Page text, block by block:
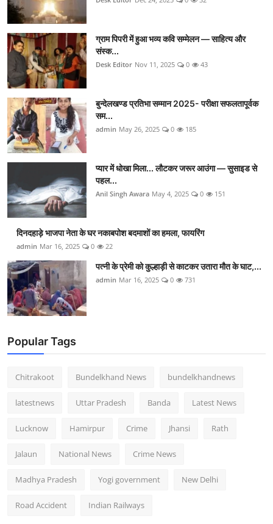
ग्राम पिपरी में हुआ भव्य कवि सम्मेलन — साहित्य और
संस्क...
Desk Editor Nov 11, 2025 0 43
बुन्देलखण्ड प्रतिभा सम्मान 2025- परीक्षा सफलतापूर्वक
सम...
admin May 26, 2025 0 185
प्यार में धोखा मिला... लौटकर जरूर आउंगा — सुसाइड से
पहल...
Anil Singh Awara May 4, 2025 0 151
दिनदहाड़े भाजपा नेता के घर नकाबपोश बदमाशों का हमला, फायरिंग
admin Mar 16, 2025 0 22
पत्नी के प्रेमी को कुल्हाड़ी से काटकर उतारा मौत के घाट,...
admin Mar 16, 2025 0 731
Popular Tags
Chitrakoot Bundelkhand News bundelkhandnews
latestnews Uttar Pradesh Banda Latest News
Lucknow Hamirpur Crime Jhansi Rath
Jalaun National News Crime News
Madhya Pradesh Yogi government New Delhi
Road Accident Indian Railways